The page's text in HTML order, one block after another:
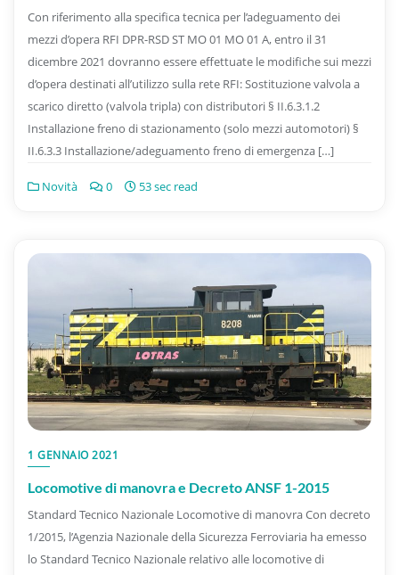
Con riferimento alla specifica tecnica per l’adeguamento dei
mezzi d’opera RFI DPR-RSD ST MO 01 MO 01 A, entro il 31
dicembre 2021 dovranno essere effettuate le modifiche sui mezzi
d’opera destinati all’utilizzo sulla rete RFI: Sostituzione valvola a
scarico diretto (valvola tripla) con distributori § II.6.3.1.2
Installazione freno di stazionamento (solo mezzi automotori) §
II.6.3.3 Installazione/adeguamento freno di emergenza […]
Novità 0 53 sec read
1 GENNAIO 2021
Locomotive di manovra e Decreto ANSF 1-2015
Standard Tecnico Nazionale Locomotive di manovra Con decreto
1/2015, l’Agenzia Nazionale della Sicurezza Ferroviaria ha emesso
lo Standard Tecnico Nazionale relativo alle locomotive di